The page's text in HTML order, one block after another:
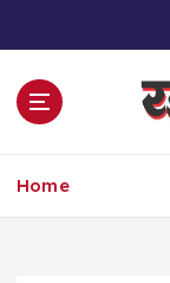
Home